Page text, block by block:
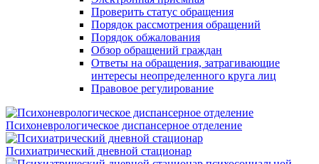
Проверить статус обращения
Порядок рассмотрения обращений
Порядок обжалования
Обзор обращений граждан
Ответы на обращения, затрагивающие
интересы неопределенного круга лиц
Правовое регулирование
Психоневрологическое диспансерное отделение
Психиатрический дневной стационар